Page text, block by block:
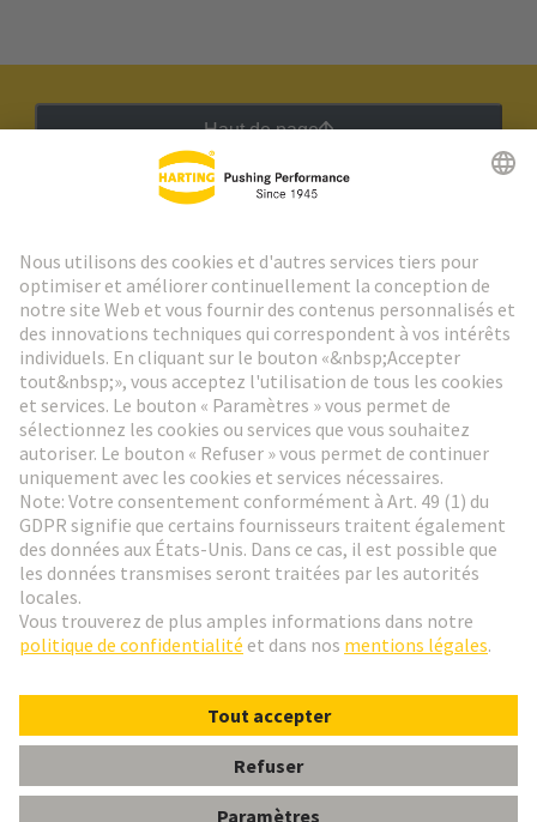
Haut de page
Aller à l'inscription
Social Media
France Français
© HARTING Technology Group
ContactPolitique de confidentialité
Conditions Générales de Vente